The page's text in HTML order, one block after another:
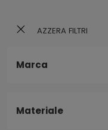
AZZERA FILTRI
Marca
Materiale